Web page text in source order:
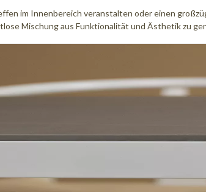
im Innenbereich veranstalten oder einen
Mischung aus Funktionalität und Ästhetik zu